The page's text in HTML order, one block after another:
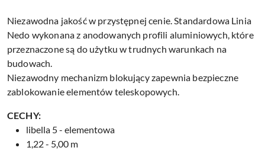
Niezawodna jakość w przystępnej cenie. Standardowa Linia
Nedo wykonana z anodowanych profili aluminiowych, które
przeznaczone są do użytku w trudnych warunkach na
budowach.
Niezawodny mechanizm blokujący zapewnia bezpieczne
zablokowanie elementów teleskopowych.
CECHY:
libella 5 - elementowa
1,22 - 5,00 m